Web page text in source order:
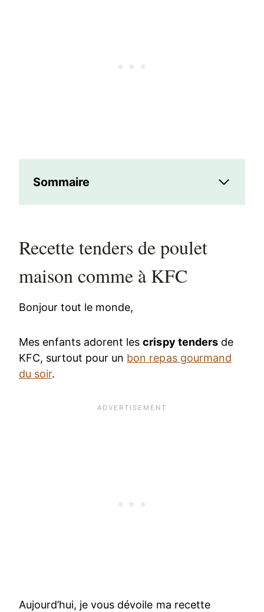
Sommaire
Recette tenders de poulet
maison comme à KFC
Bonjour tout le monde,
Mes enfants adorent lescrispy tendersde
KFC, surtout pour un bon repas gourmand
du soir.
Aujourd’hui, je vous dévoile ma recette